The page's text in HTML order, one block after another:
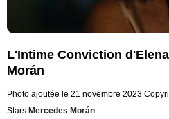
L'Intime Conviction
Morán
Photo ajoutée le 21 novembre 2023
Stars Mercedes Morán